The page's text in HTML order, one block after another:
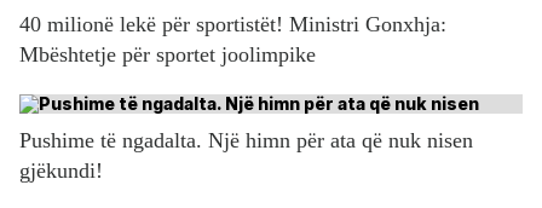
40 milionë lekë për sportistët! Ministri Gonxhja:
Mbështetje për sportet joolimpike
Pushime të ngadalta. Një himn për ata që nuk nisen
gjëkundi!